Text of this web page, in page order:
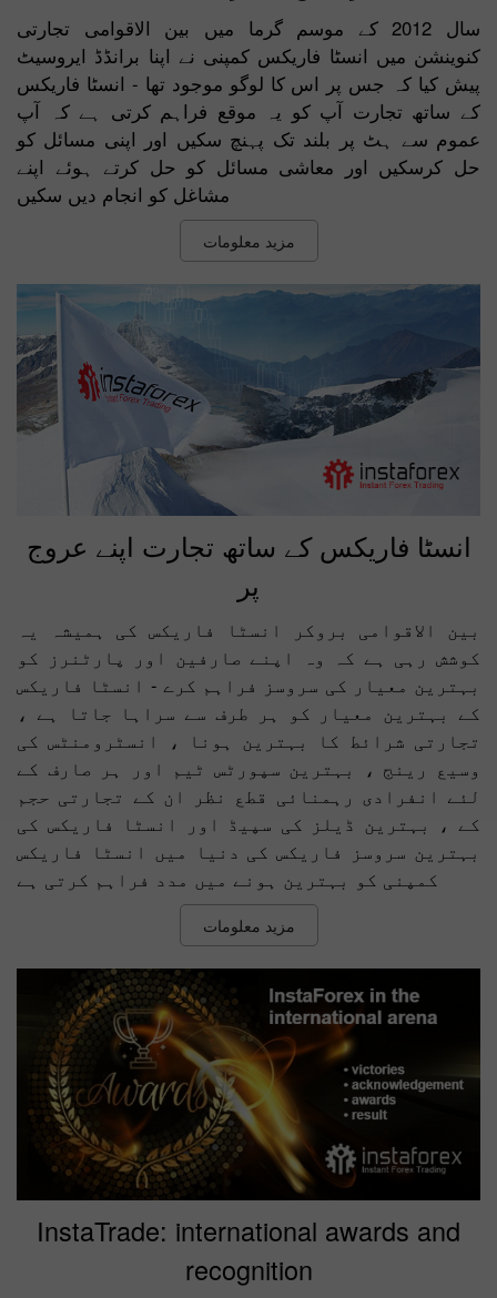
سال 2012 کے موسم گرما میں بین الاقوامی تجارتی
کنوینشن میں انسٹا فاریکس کمپنی نے اپنا برانڈڈ ایروسیٹ
پیش کیا کہ جس پر اس کا لوگو موجود تھا - انسٹا فاریکس
کے ساتھ تجارت آپ کو یہ موقع فراہم کرتی ہے کہ آپ
عموم سے ہٹ پر بلند تک پہنچ سکیں اور اپنی مسائل کو
حل کرسکیں اور معاشی مسائل کو حل کرتے ہوئے اپنے
مشاغل کو انجام دیں سکیں
مزید معلومات
انسٹا فاریکس کے ساتھ تجارت اپنے عروج
پر
بین الاقوامی بروکر انسٹا فاریکس کی ہمیشہ یہ
کوشش رہی ہے کہ وہ اپنے صارفین اور پارٹنرز کو
بہترین معیار کی سروسز فراہم کرے - انسٹا فاریکس
کے بہترین معیار کو ہر طرف سے سراہا جاتا ہے ،
تجارتی شرائط کا بہترین ہونا ، انسٹرومنٹس کی
وسیع رینج ، بہترین سپورٹس ٹیم اور ہر صارف کے
لئے انفرادی رہمنائی قطع نظر ان کے تجارتی حجم
کے ، بہترین ڈیلز کی سپیڈ اور انسٹا فاریکس کی
بہترین سروسز فاریکس کی دنیا میں انسٹا فاریکس
کمپنی کو بہترین ہونے میں مدد فراہم کرتی ہے
مزید معلومات
InstaTrade: international awards and
recognition